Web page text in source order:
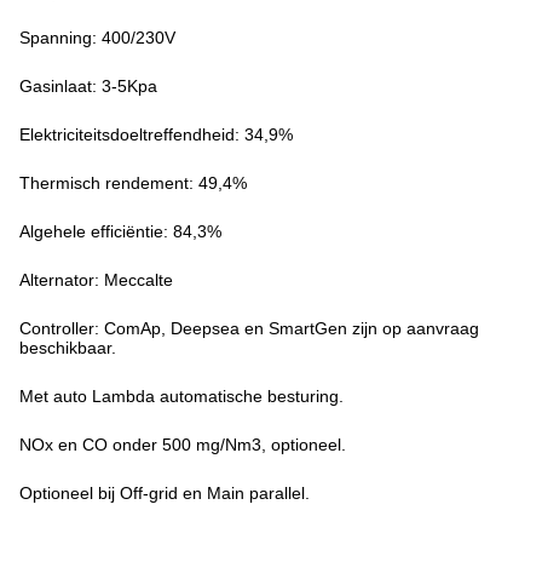
Spanning: 400/230V
Gasinlaat: 3-5Kpa
Elektriciteitsdoeltreffendheid: 34,9%
Thermisch rendement: 49,4%
Algehele efficiëntie: 84,3%
Alternator: Meccalte
Controller: ComAp, Deepsea en SmartGen zijn op aanvraag
beschikbaar.
Met auto Lambda automatische besturing.
NOx en CO onder 500 mg/Nm3, optioneel.
Optioneel bij Off-grid en Main parallel.